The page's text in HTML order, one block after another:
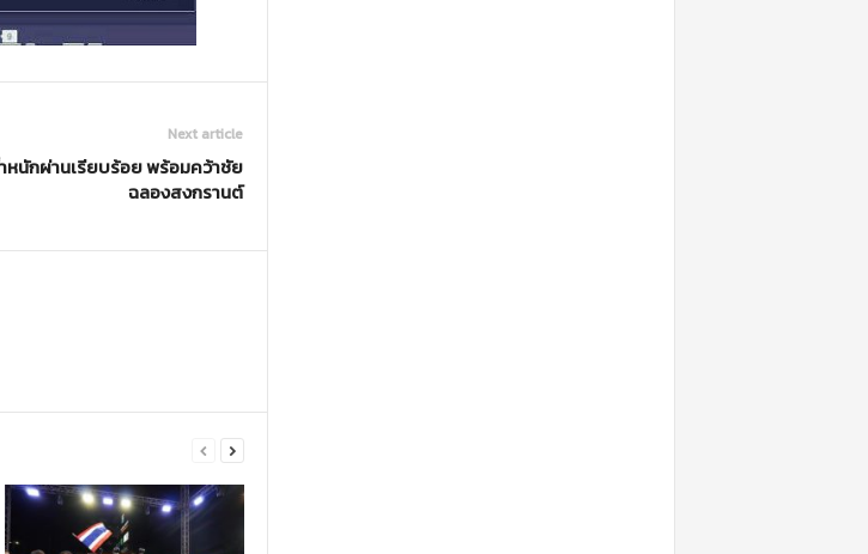
Next article
หนักผ่านเรียบร้อย พร้อมคว้าชัย
ฉลองสงกรานต์